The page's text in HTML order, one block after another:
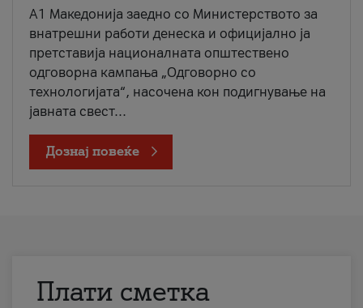
A1 Македонија заедно со Министерството за
внатрешни работи денеска и официјално ја
претставија националната општествено
одговорна кампања „Одговорно со
технологијата“, насочена кон подигнување на
јавната свест...
Дознај повеќе
Плати сметка